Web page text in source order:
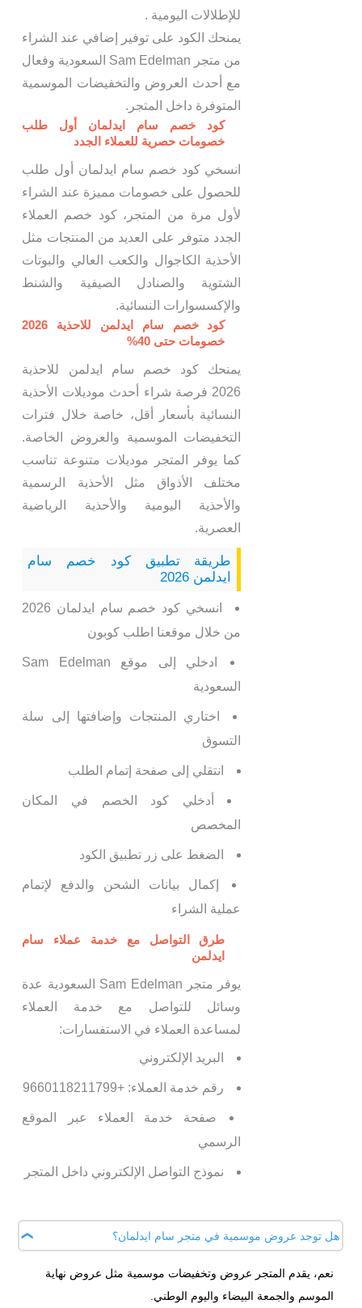
للإطلالات اليومية .
يمنحك الكود على توفير إضافي عند الشراء
من متجر Sam Edelman السعودية وفعال
مع أحدث العروض والتخفيضات الموسمية
المتوفرة داخل المتجر.
كود خصم سام ايدلمان أول طلب
خصومات حصرية للعملاء الجدد
انسخي كود خصم سام ايدلمان أول طلب
للحصول على خصومات مميزة عند الشراء
لأول مرة من المتجر، كود خصم العملاء
الجدد متوفر على العديد من المنتجات مثل
الأحذية الكاجوال والكعب العالي والبوتات
الشتوية والصنادل الصيفية والشنط
والإكسسوارات النسائية.
كود خصم سام ايدلمن للاحذية 2026
خصومات حتى 40%
يمنحك كود خصم سام ايدلمن للاحذية
2026 فرصة شراء أحدث موديلات الأحذية
النسائية بأسعار أقل، خاصة خلال فترات
التخفيضات الموسمية والعروض الخاصة.
كما يوفر المتجر موديلات متنوعة تناسب
مختلف الأذواق مثل الأحذية الرسمية
والأحذية اليومية والأحذية الرياضية
العصرية.
طريقة تطبيق كود خصم سام
ايدلمن 2026
انسخي كود خصم سام ايدلمان 2026
من خلال موقعنا اطلب كوبون
ادخلي إلى موقع Sam Edelman
السعودية
اختاري المنتجات وإضافتها إلى سلة
التسوق
انتقلي إلى صفحة إتمام الطلب
أدخلي كود الخصم في المكان
المخصص
الضغط على زر تطبيق الكود
إكمال بيانات الشحن والدفع لإتمام
عملية الشراء
طرق التواصل مع خدمة عملاء سام
ايدلمن
يوفر متجر Sam Edelman السعودية عدة
وسائل للتواصل مع خدمة العملاء
لمساعدة العملاء في الاستفسارات:
البريد الإلكتروني
رقم خدمة العملاء: +9660118211799
صفحة خدمة العملاء عبر الموقع
الرسمي
نموذج التواصل الإلكتروني داخل المتجر
هل توجد عروض موسمية في متجر سام ايدلمان؟
نعم، يقدم المتجر عروض وتخفيضات موسمية مثل عروض نهاية
الموسم والجمعة البيضاء واليوم الوطني.